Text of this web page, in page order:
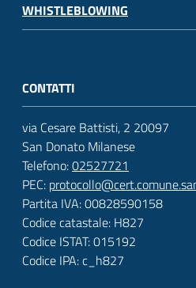
WHISTLEBLOWING
CONTATTI
via Cesare Battisti, 2 20097
San Donato Milanese
Telefono:02527721
PEC:
Partita IVA: 00828590158
Codice catastale: H827
Codice ISTAT: 015192
Codice IPA: c_h827